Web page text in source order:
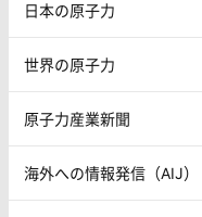
日本の原子力
世界の原子力
原子力産業新聞
海外への情報発信（AIJ）